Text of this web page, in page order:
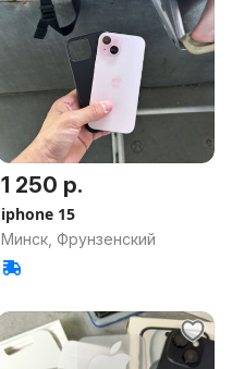
1 250 р.
iphone 15
Минск, Фрунзенский